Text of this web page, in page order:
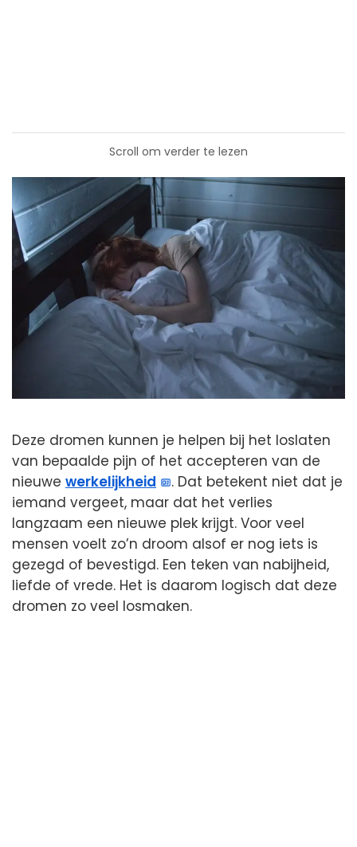
Scroll om verder te lezen
Deze dromen kunnen je helpen bij het loslaten
van bepaalde pijn of het accepteren van de
nieuwe werkelijkheid
. Dat betekent niet dat je
iemand vergeet, maar dat het verlies
langzaam een nieuwe plek krijgt. Voor veel
mensen voelt zo’n droom alsof er nog iets is
gezegd of bevestigd. Een teken van nabijheid,
liefde of vrede. Het is daarom logisch dat deze
dromen zo veel losmaken.